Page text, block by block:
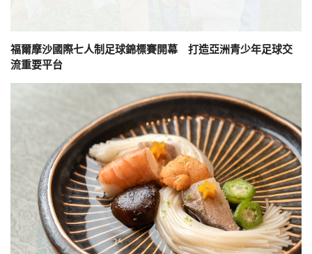
福爾摩沙國際七人制足球錦標賽開幕 打造亞洲青少年足球交
流重要平台